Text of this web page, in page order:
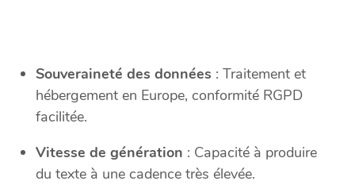
Souveraineté des données : Traitement et
hébergement en Europe, conformité RGPD
facilitée.
Vitesse de génération : Capacité à produire
du texte à une cadence très élevée.